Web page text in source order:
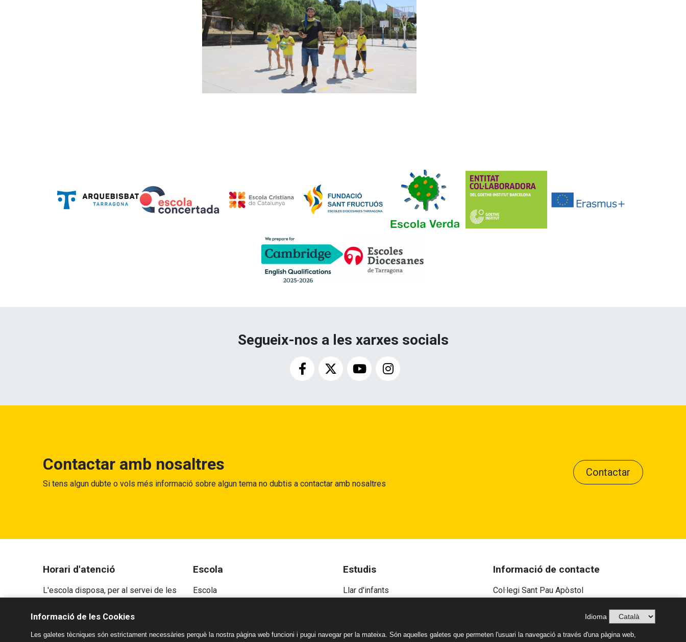
Segueix-nos a les xarxes socials
Contactar amb nosaltres
Si tens algun dubte o vols més informació sobre algun tema no dubtis a contactar amb nosaltres
Contactar
Horari d'atenció
L'escola disposa, per al servei de les
secretaries diferenciades: la secretaria
administrativa i la secretaria tècnica.
Escola
Escola
Aspectes Legals
Estudis
Llar d'infants
Educació Secundària
Informació de contacte
Col·legi Sant Pau Apòstol
681 187 578
Correu electrònic:
Informació de les Cookies Idioma
Les galetes tècniques són estrictament necessàries perquè la nostra pàgina web funcioni i pugui navegar per la mateixa. Són aquelles galetes que permeten l'usuari la navegació a través d'una pàgina web,